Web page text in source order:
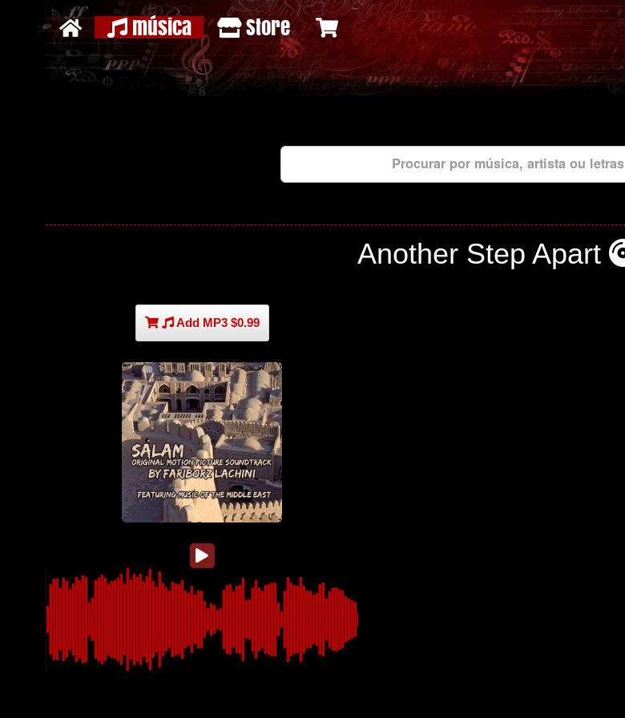
música Store
Procurar por música, artista ou letras
Another Step Apart
Add MP3 $0.99